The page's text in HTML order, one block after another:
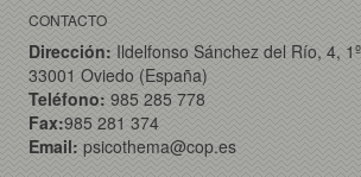
CONTACTO
Dirección: Ildelfonso Sánchez del Río, 4,
33001 Oviedo (España)
Teléfono: 985 285 778
Fax:985 281 374
Email: psicothema@cop.es